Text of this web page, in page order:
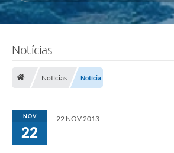
Notícias
Notícias Notícia
NOV
22
22 NOV 2013